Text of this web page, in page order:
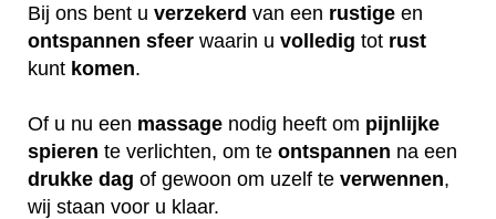
Bij ons bent u verzekerd van een rustige en
ontspannen sfeer waarin u volledig tot rust
kunt komen.
Of u nu een massage nodig heeft om pijnlijke
spieren te verlichten, om te ontspannen na een
drukke dag of gewoon om uzelf te verwennen,
wij staan voor u klaar.